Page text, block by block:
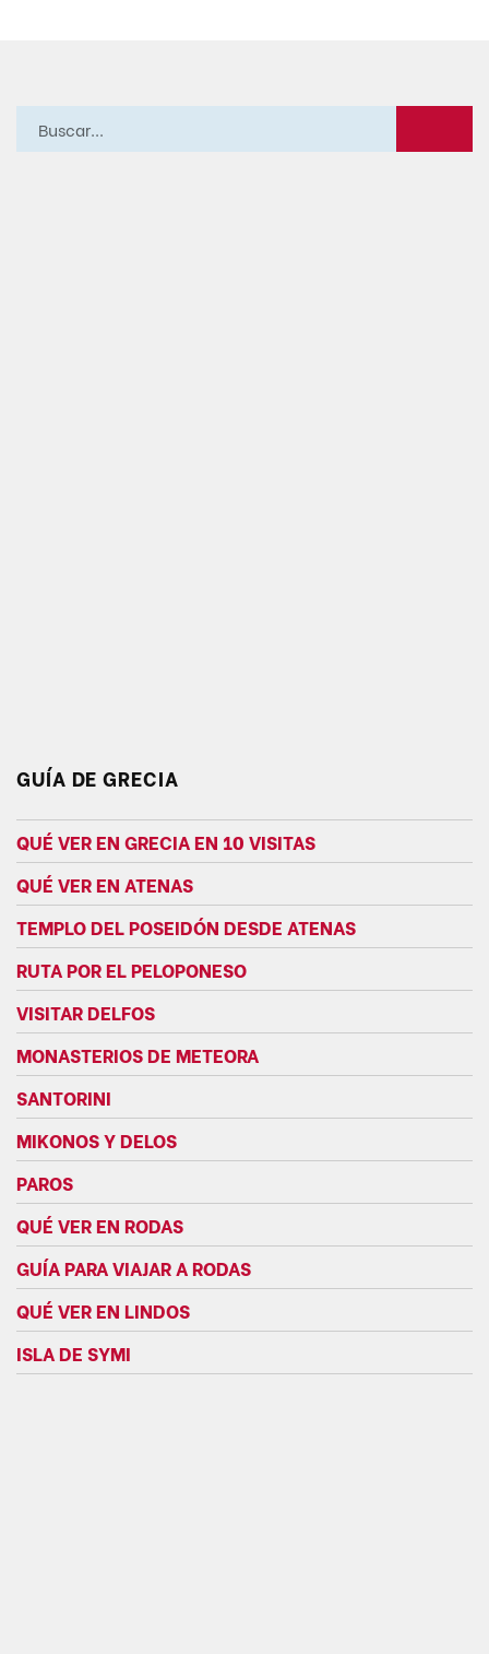
GUÍA DE GRECIA
QUÉ VER EN GRECIA EN 10 VISITAS
QUÉ VER EN ATENAS
TEMPLO DEL POSEIDÓN DESDE ATENAS
RUTA POR EL PELOPONESO
VISITAR DELFOS
MONASTERIOS DE METEORA
SANTORINI
MIKONOS Y DELOS
PAROS
QUÉ VER EN RODAS
GUÍA PARA VIAJAR A RODAS
QUÉ VER EN LINDOS
ISLA DE SYMI